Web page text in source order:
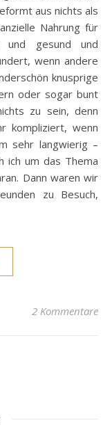
aus nichts als
Nahrung für
und gesund und
wenn andere
knusprige
oder sogar bunt
zu sein, denn
kompliziert, wenn
sehr langwierig –
ich um das Thema
Dann waren wir
zu Besuch,
2 Kommentare